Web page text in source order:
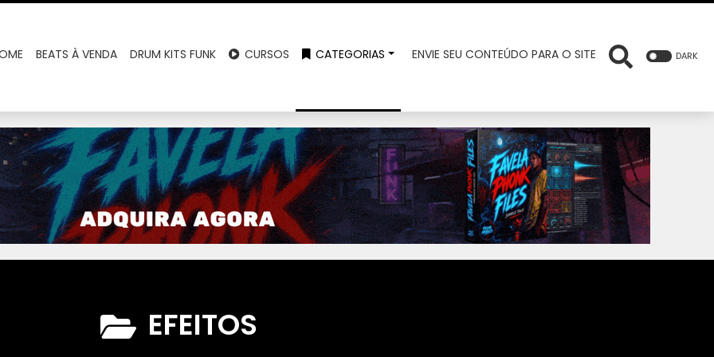
BEATS À VENDA DRUM KITS FUNK CURSOS CATEGORIAS ENVIE SEU CONTEÚDO PARA O SITE DARK
EFEITOS